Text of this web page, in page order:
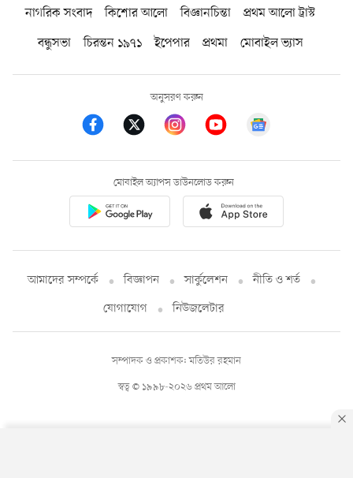
নাগরিক সংবাদ কিশোর আলো বিজ্ঞানচিন্তা
প্রথম আলো ট্রাস্ট
বন্ধুসভা
চিরন্তন ১৯৭১ ইপেপার প্রথমা মোবাইল ভ্যাস
অনুসরণ করুন
মোবাইল অ্যাপস ডাউনলোড করুন
আমাদের সম্পর্কে বিজ্ঞাপন সার্কুলেশন
নীতি ও শর্ত
যোগাযোগ
নিউজলেটার
স্বত্ব © ১৯৯৮-২০২৬ প্রথম আলো
সম্পাদক ও প্রকাশক: মতিউর রহমান